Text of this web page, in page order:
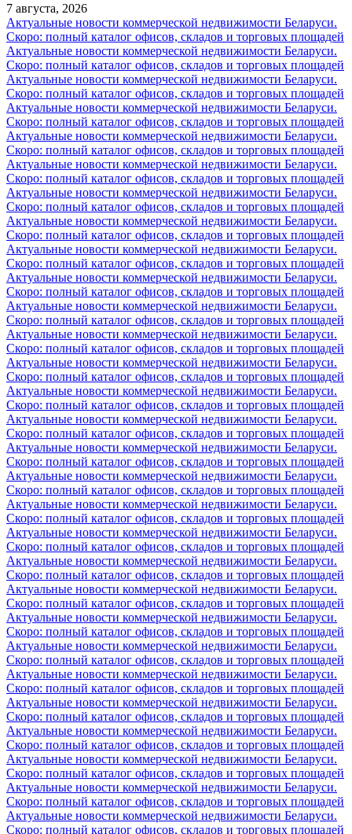
7 августа, 2026
Актуальные новости коммерческой недвижимости Беларуси.
Скоро: полный каталог офисов, складов и торговых площадей
Актуальные новости коммерческой недвижимости Беларуси.
Скоро: полный каталог офисов, складов и торговых площадей
Актуальные новости коммерческой недвижимости Беларуси.
Скоро: полный каталог офисов, складов и торговых площадей
Актуальные новости коммерческой недвижимости Беларуси.
Скоро: полный каталог офисов, складов и торговых площадей
Актуальные новости коммерческой недвижимости Беларуси.
Скоро: полный каталог офисов, складов и торговых площадей
Актуальные новости коммерческой недвижимости Беларуси.
Скоро: полный каталог офисов, складов и торговых площадей
Актуальные новости коммерческой недвижимости Беларуси.
Скоро: полный каталог офисов, складов и торговых площадей
Актуальные новости коммерческой недвижимости Беларуси.
Скоро: полный каталог офисов, складов и торговых площадей
Актуальные новости коммерческой недвижимости Беларуси.
Скоро: полный каталог офисов, складов и торговых площадей
Актуальные новости коммерческой недвижимости Беларуси.
Скоро: полный каталог офисов, складов и торговых площадей
Актуальные новости коммерческой недвижимости Беларуси.
Скоро: полный каталог офисов, складов и торговых площадей
Актуальные новости коммерческой недвижимости Беларуси.
Скоро: полный каталог офисов, складов и торговых площадей
Актуальные новости коммерческой недвижимости Беларуси.
Скоро: полный каталог офисов, складов и торговых площадей
Актуальные новости коммерческой недвижимости Беларуси.
Скоро: полный каталог офисов, складов и торговых площадей
Актуальные новости коммерческой недвижимости Беларуси.
Скоро: полный каталог офисов, складов и торговых площадей
Актуальные новости коммерческой недвижимости Беларуси.
Скоро: полный каталог офисов, складов и торговых площадей
Актуальные новости коммерческой недвижимости Беларуси.
Скоро: полный каталог офисов, складов и торговых площадей
Актуальные новости коммерческой недвижимости Беларуси.
Скоро: полный каталог офисов, складов и торговых площадей
Актуальные новости коммерческой недвижимости Беларуси.
Скоро: полный каталог офисов, складов и торговых площадей
Актуальные новости коммерческой недвижимости Беларуси.
Скоро: полный каталог офисов, складов и торговых площадей
Актуальные новости коммерческой недвижимости Беларуси.
Скоро: полный каталог офисов, складов и торговых площадей
Актуальные новости коммерческой недвижимости Беларуси.
Скоро: полный каталог офисов, складов и торговых площадей
Актуальные новости коммерческой недвижимости Беларуси.
Скоро: полный каталог офисов, складов и торговых площадей
Актуальные новости коммерческой недвижимости Беларуси.
Скоро: полный каталог офисов, складов и торговых площадей
Актуальные новости коммерческой недвижимости Беларуси.
Скоро: полный каталог офисов, складов и торговых площадей
Актуальные новости коммерческой недвижимости Беларуси.
Скоро: полный каталог офисов, складов и торговых площадей
Актуальные новости коммерческой недвижимости Беларуси.
Скоро: полный каталог офисов, складов и торговых площадей
Актуальные новости коммерческой недвижимости Беларуси.
Скоро: полный каталог офисов, складов и торговых площадей
Актуальные новости коммерческой недвижимости Беларуси.
Скоро: полный каталог офисов, складов и торговых площадей